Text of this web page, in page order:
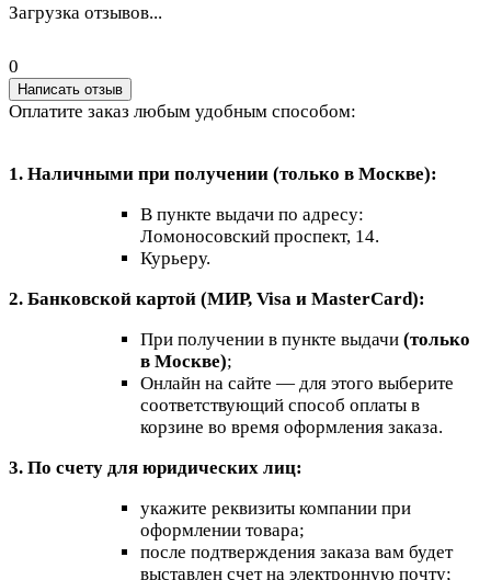
Загрузка отзывов...
0
Написать отзыв
Оплатите заказ любым удобным способом:
1. Наличными при получении (только в Москве):
В пункте выдачи по адресу:
Ломоносовский проспект, 14.
Курьеру.
2. Банковской картой (МИР, Visa и MasterCard):
При получении в пункте выдачи (только
в Москве);
Онлайн на сайте — для этого выберите
соответствующий способ оплаты в
корзине во время оформления заказа.
3. По счету для юридических лиц:
укажите реквизиты компании при
оформлении товара;
после подтверждения заказа вам будет
выставлен счет на электронную почту;